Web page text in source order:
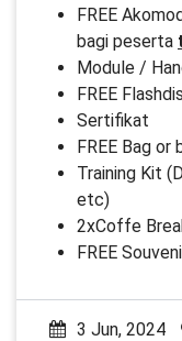
FREE
bagi peserta
Module /
FREE
Sertifikat
FREE Bag or
Training Kit
etc)
2xCoffe
FREE
3 Jun, 2024